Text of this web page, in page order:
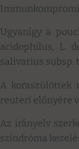
Ugyanígy a
acidophilus, L.
salivarius subsp.
A koraszülöttek
reuteri előnyére
Az irányelv
szindróma